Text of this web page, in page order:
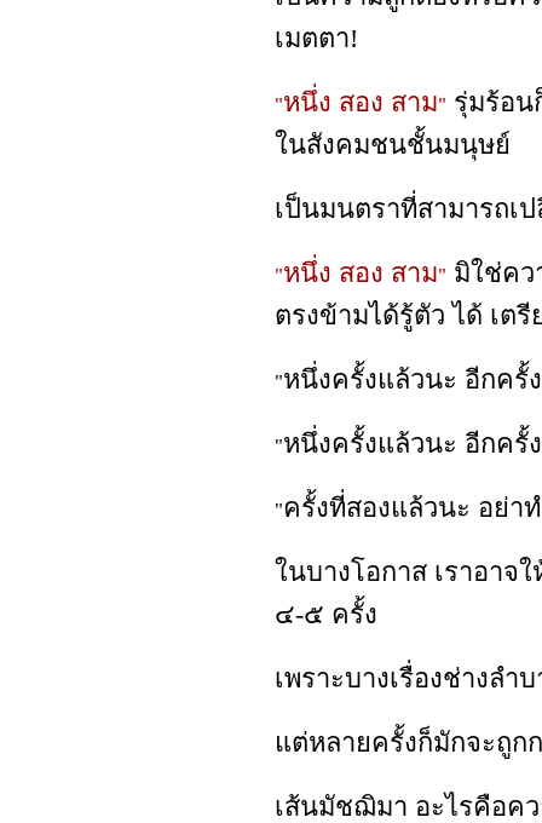
เมตตา!
"หนึ่ง สอง สาม" รุ่มร้อน
ในสังคมชนชั้นมนุษย์
เป็นมนตราที่สามารถเ
"หนึ่ง สอง สาม" มิใช่คว
ตรงข้ามได้รู้ตัว ได้ เตรี
"หนึ่งครั้งแล้วนะ อีกครั้
"หนึ่งครั้งแล้วนะ อีกครั้
"ครั้งที่สองแล้วนะ อย่า
ในบางโอกาส เราอาจ
๔-๕ ครั้ง
เพราะบางเรื่องช่างลำ
แต่หลายครั้งก็มักจะถูก
เส้นมัชฌิมา อะไรคือค